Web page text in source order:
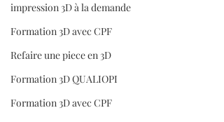
impression 3D à la demande
Formation 3D avec CPF
Refaire une piece en 3D
Formation 3D QUALIOPI
Formation 3D avec CPF